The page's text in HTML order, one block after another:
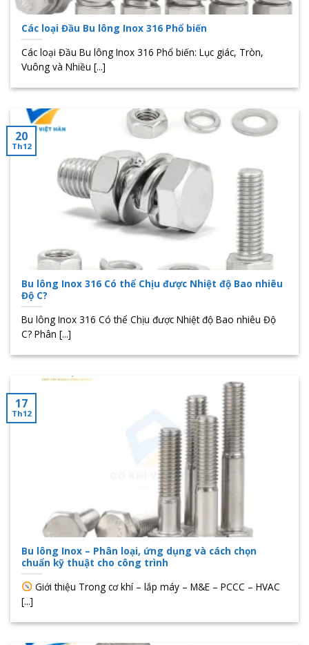
Các loại Đầu Bu lông Inox 316 Phổ biến
Các loại Đầu Bu lông Inox 316 Phổ biến: Lục giác, Tròn,
Vuông và Nhiều [...]
Bu lông Inox 316 Có thể Chịu được Nhiệt độ Bao nhiêu
Độ C?
Bu lông Inox 316 Có thể Chịu được Nhiệt độ Bao nhiêu Độ
C? Phân [...]
20
Th12
Bu lông Inox – Phân loại, ứng dụng và cách chọn
chuẩn kỹ thuật cho công trình
Giới thiệu Trong cơ khí – lắp máy – M&E – PCCC – HVAC
[...]
17
Th12